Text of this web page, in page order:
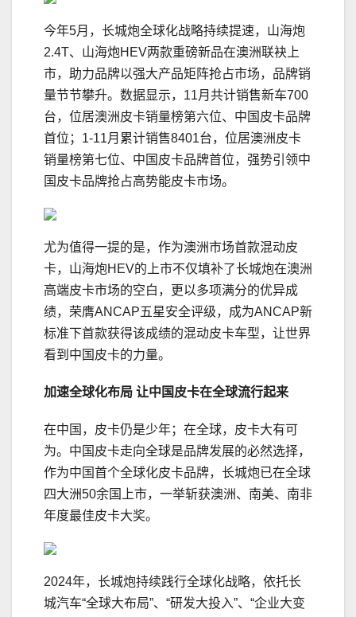
今年5月，长城炮全球化战略持续提速，山海炮
2.4T、山海炮HEV两款重磅新品在澳洲联袂上
市，助力品牌以强大产品矩阵抢占市场，品牌销
量节节攀升。数据显示，11月共计销售新车700
台，位居澳洲皮卡销量榜第六位、中国皮卡品牌
首位；1-11月累计销售8401台，位居澳洲皮卡
销量榜第七位、中国皮卡品牌首位，强势引领中
国皮卡品牌抢占高势能皮卡市场。
尤为值得一提的是，作为澳洲市场首款混动皮
卡，山海炮HEV的上市不仅填补了长城炮在澳洲
高端皮卡市场的空白，更以多项满分的优异成
绩，荣膺ANCAP五星安全评级，成为ANCAP新
标准下首款获得该成绩的混动皮卡车型，让世界
看到中国皮卡的力量。
加速全球化布局 让中国皮卡在全球流行起来
在中国，皮卡仍是少年；在全球，皮卡大有可
为。中国皮卡走向全球是品牌发展的必然选择，
作为中国首个全球化皮卡品牌，长城炮已在全球
四大洲50余国上市，一举斩获澳洲、南美、南非
年度最佳皮卡大奖。
2024年，长城炮持续践行全球化战略，依托长
城汽车“全球大布局”、“研发大投入”、“企业大变